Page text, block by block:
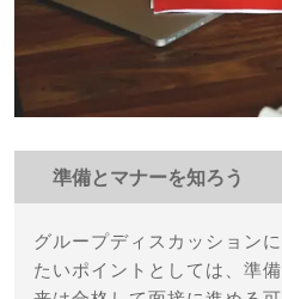
準備とマナーを知ろう
グループディスカッション
たいポイントとしては、準